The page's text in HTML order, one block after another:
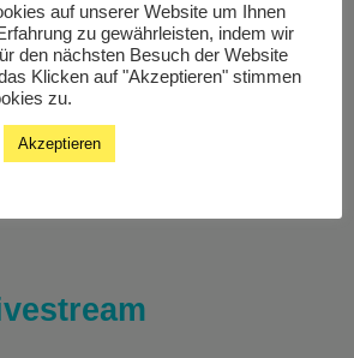
als Sexualpädagogin,
nach dem Motto
empower women”. Mehr
und wann ihre Workshops und
kannst du auf ihrer
auf unserer Website um Ihnen
zu gewährleisten, indem wir
den nächsten Besuch der Website
Klicken auf "Akzeptieren" stimmen
zu.
Akzeptieren